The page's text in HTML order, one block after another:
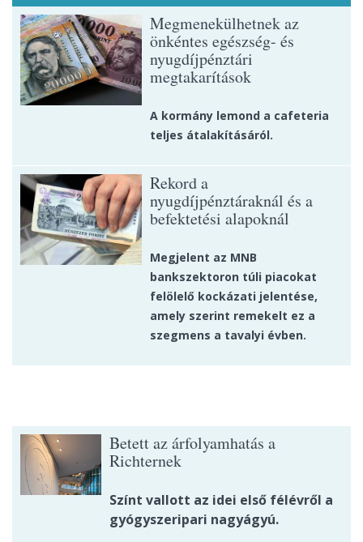
Megmenekülhetnek az
önkéntes egészség- és
nyugdíjpénztári
megtakarítások
A kormány lemond a cafeteria
teljes átalakításáról.
Rekord a
nyugdíjpénztáraknál és a
befektetési alapoknál
Megjelent az MNB
bankszektoron túli piacokat
felölelő kockázati jelentése,
amely szerint remekelt ez a
szegmens a tavalyi évben.
Betett az árfolyamhatás a
Richternek
Színt vallott az idei első félévről a
gyógyszeripari nagyágyú.